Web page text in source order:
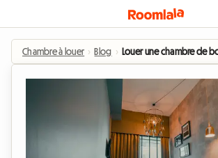
Chambre à louer › Blog › Louer une chambre de